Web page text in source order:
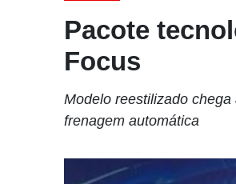
Pacote
Focus
Modelo reestilizado
frenagem automática